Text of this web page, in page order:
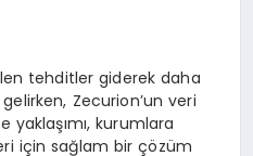
tehditler giderek daha
Zecurion’un veri
kurumlara
için sağlam bir çözüm